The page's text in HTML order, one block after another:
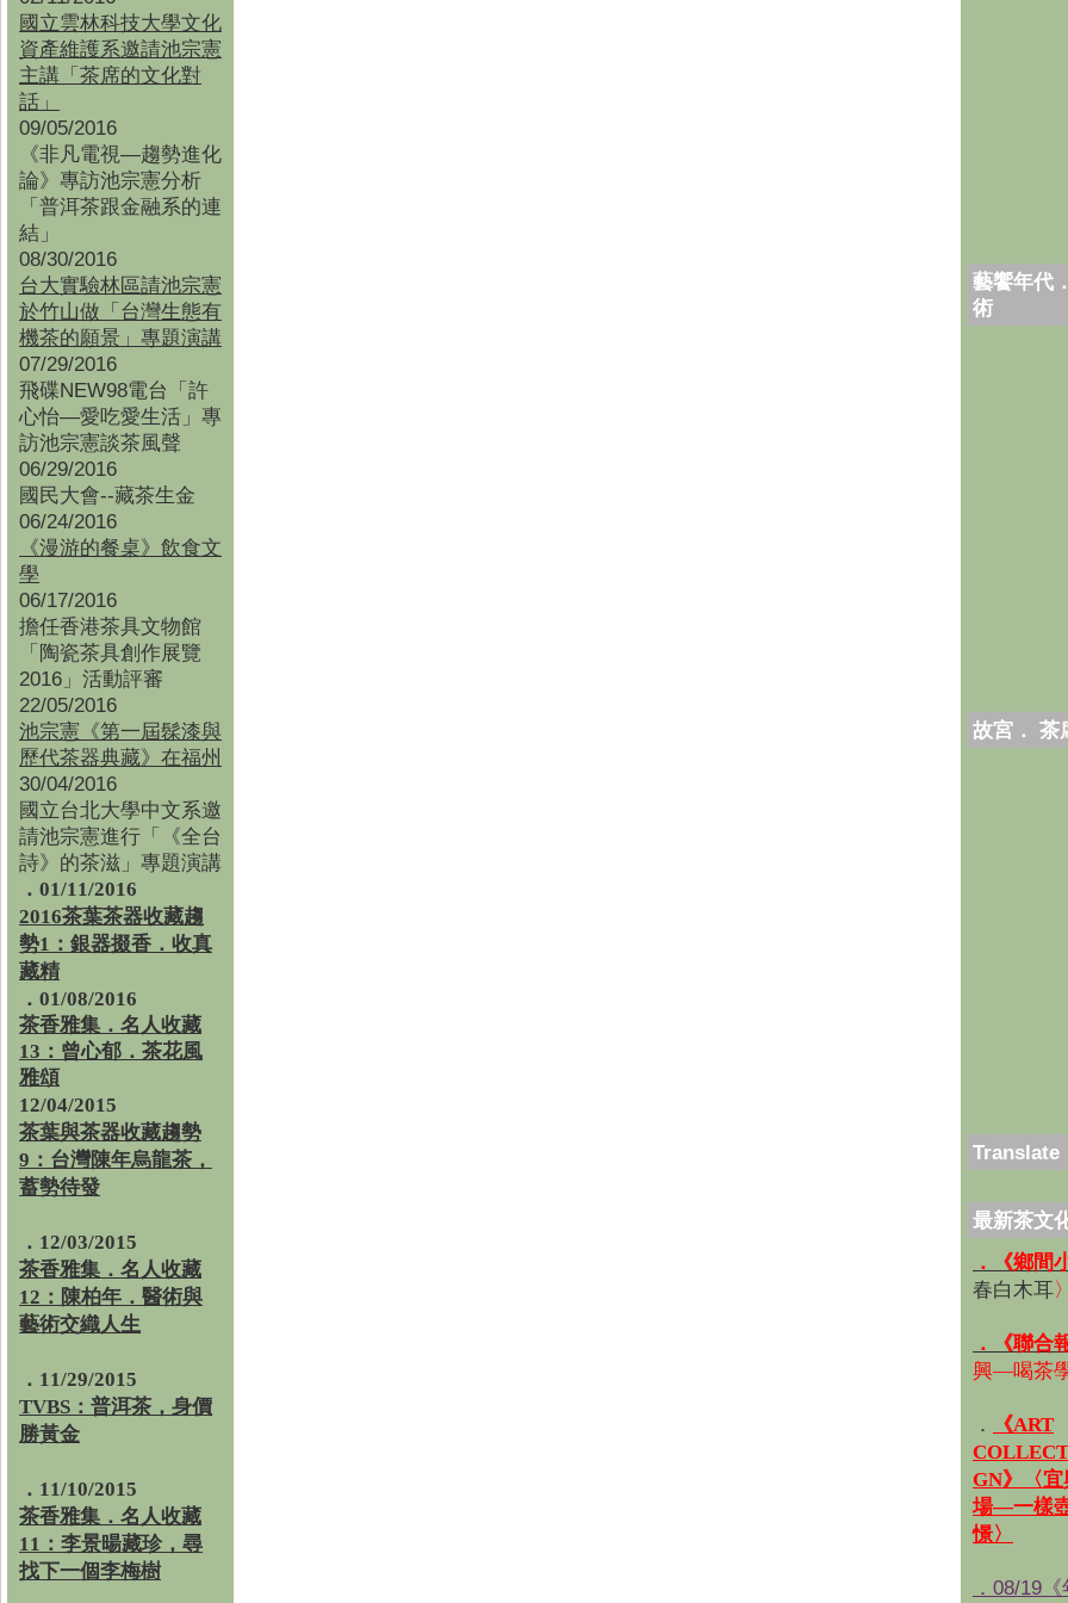
國立雲林科技大學文化
資產維護系邀請池宗憲
主講「茶席的文化對
話」
09/05/2016
《非凡電視—趨勢進化
論》專訪池宗憲分析
「普洱茶跟金融系的連
結」
08/30/2016
台大實驗林區請池宗憲
於竹山做「台灣生態有
機茶的願景」專題演講
07/29/2016
飛碟NEW98電台「許
心怡—愛吃愛生活」專
訪池宗憲談茶風聲
06/29/2016
國民大會--藏茶生金
06/24/2016
《漫游的餐桌》飲食文
學
06/17/2016
擔任香港茶具文物館
「陶瓷茶具創作展覽
2016」活動評審
22/05/2016
池宗憲《第一屆髹漆與
歷代茶器典藏》在福州
30/04/2016
國立台北大學中文系邀
請池宗憲進行「《全台
詩》的茶滋」專題演講
．01/11/2016
2016茶葉茶器收藏趨
勢1：銀器掇香．收真
藏精
．01/08/2016
茶香雅集 ． 名人收藏
13：曾心郁．茶花風
雅頌
12/04/2015
茶葉與茶器收藏趨勢
9：台灣陳年烏龍茶，
蓄勢待發
．12/03/2015
茶香雅集．名人收藏
12：陳柏年．醫術與
藝術交織人生
．11/29/2015
TVBS：普洱茶，身價
勝黃金
．11/10/2015
茶香雅集．名人收藏
11：李景暘藏珍，尋
找下一個李梅樹
藝饗年代
術
故宮． 茶
Translate
最新茶文
．《鄉間
春白木耳〉
．《聯合
興—喝茶
．
《ART
GN》〈
場—一樣
憬〉
．08/19